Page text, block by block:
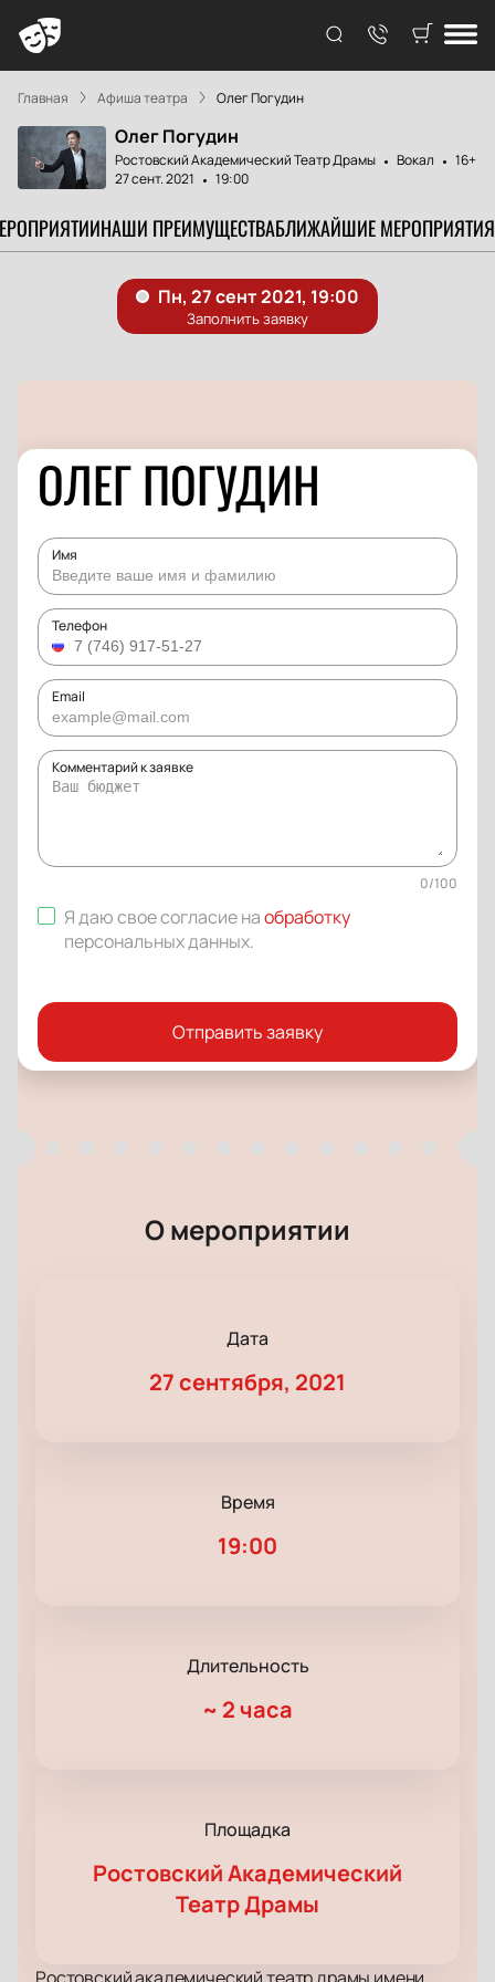
Главная Афиша театра Олег Погудин
Олег Погудин
Ростовский Академический Театр Драмы Вокал
16+
27 сент. 2021
19:00
НАШИ ПРЕИМУЩЕСТВАБЛИЖАЙШИЕ МЕРОПРИЯТИЯ
ОЛЕГ ПОГУДИН
Имя
Телефон
Email
Комментарий к заявке
0/100
Я даю свое согласие наобработку
персональных данных.
Отправить заявку
О мероприятии
Дата
27 сентября, 2021
Время
19:00
Длительность
~ 2 часа
Площадка
Ростовский Академический
Театр Драмы